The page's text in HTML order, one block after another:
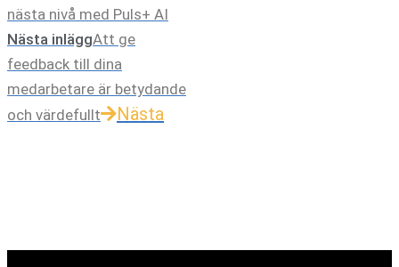
nästa nivå med Puls+ AI
Nästa inläggAtt ge
feedback till dina
medarbetare är betydande
och värdefullt
Nästa